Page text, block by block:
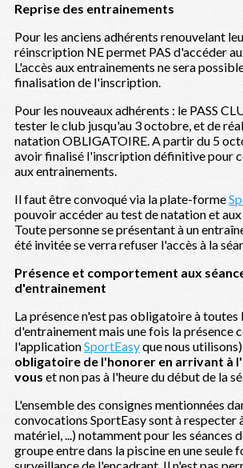
Reprise des entrainements
Pour les anciens adhérents renouvelant
réinscription NE permet PAS d'accéder
L'accès aux entrainements ne sera
finalisation de l'inscription.
Pour les nouveaux adhérents : le PASS
tester le club jusqu'au 3 octobre, et de
natation OBLIGATOIRE. A partir du 5
avoir finalisé l'inscription définitive pour
aux entrainements.
Il faut être convoqué via la plate-forme
pouvoir accéder au test de natation et
Toute personne se présentant à un
été invitée se verra refuser l'accès à la
Présence et comportement aux
d'entrainement
La présence n'est pas obligatoire à toutes
d'entrainement mais une fois la présence
l'applicationSportEasyque nous
obligatoire de l'honorer en arrivant à
vous et non pas à l'heure du début de la
L'ensemble des consignes mentionnées
convocations SportEasy sont à respecter
matériel, ...) notamment pour les séances
groupe entre dans la piscine en une seule